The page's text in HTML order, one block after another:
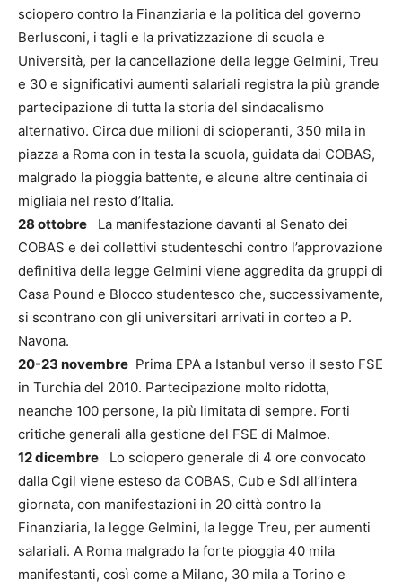
sciopero contro la Finanziaria e la politica del governo
Berlusconi, i tagli e la privatizzazione di scuola e
Università, per la cancellazione della legge Gelmini, Treu
e 30 e significativi aumenti salariali registra la più grande
partecipazione di tutta la storia del sindacalismo
alternativo. Circa due milioni di scioperanti, 350 mila in
piazza a Roma con in testa la scuola, guidata dai COBAS,
malgrado la pioggia battente, e alcune altre centinaia di
migliaia nel resto d’Italia.
28 ottobre
La manifestazione davanti al Senato dei
COBAS e dei collettivi studenteschi contro l’approvazione
definitiva della legge Gelmini viene aggredita da gruppi di
Casa Pound e Blocco studentesco che, successivamente,
si scontrano con gli universitari arrivati in corteo a P.
Navona.
20-23 novembre Prima EPA a Istanbul verso il sesto FSE
in Turchia del 2010. Partecipazione molto ridotta,
neanche 100 persone, la più limitata di sempre. Forti
critiche generali alla gestione del FSE di Malmoe.
12 dicembre
Lo sciopero generale di 4 ore convocato
dalla Cgil viene esteso da COBAS, Cub e Sdl all’intera
giornata, con manifestazioni in 20 città contro la
Finanziaria, la legge Gelmini, la legge Treu, per aumenti
salariali. A Roma malgrado la forte pioggia 40 mila
manifestanti, così come a Milano, 30 mila a Torino e